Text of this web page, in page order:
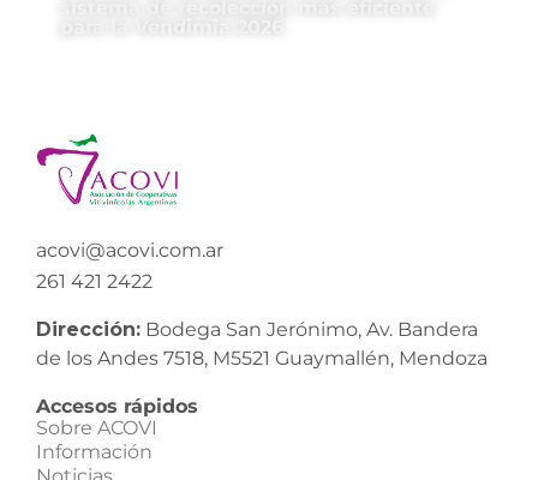
acovi@acovi.com.ar
261 421 2422
Dirección: Bodega San Jerónimo, Av. Bandera
de los Andes 7518, M5521 Guaymallén, Mendoza
Accesos rápidos
Sobre ACOVI
Información